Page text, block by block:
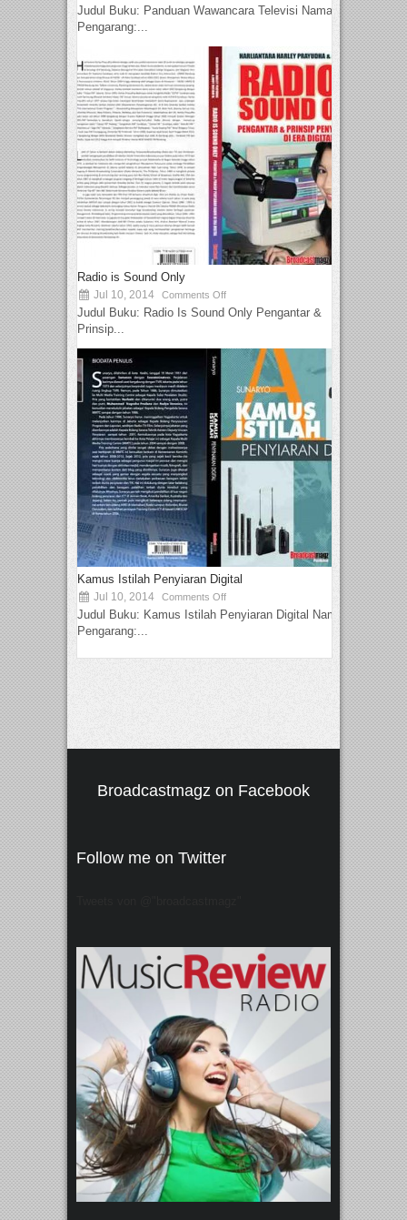
Judul Buku: Panduan Wawancara Televisi Nama
Pengarang:...
Radio is Sound Only
Jul 10, 2014 Comments Off
Judul Buku: Radio Is Sound Only Pengantar &
Prinsip...
Kamus Istilah Penyiaran Digital
Jul 10, 2014 Comments Off
Judul Buku: Kamus Istilah Penyiaran Digital Nama
Pengarang:...
Broadcastmagz on Facebook
Follow me on Twitter